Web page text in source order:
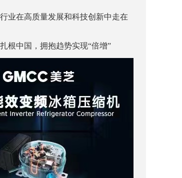
业在高质量发展和科技创新中走在
根中国，拥抱趋势实现“倍增”